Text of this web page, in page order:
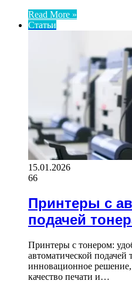
Read More »
Статьи
15.01.2026
66
Принтеры с
подачей
Принтеры с тонером:
автоматической подачей
инновационное
качество печати и…